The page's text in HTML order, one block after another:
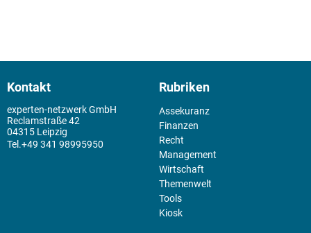
Kontakt
experten-netzwerk GmbH
Reclamstraße 42
04315 Leipzig
+49 341 98995950
Rubriken
Assekuranz
Finanzen
Recht
Management
Wirtschaft
Themenwelt
Tools
Kiosk